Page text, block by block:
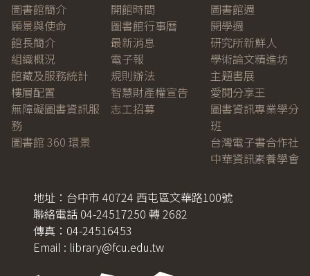
圖書館簡介
願景與使命
館長簡介
組織概況
館藏及服務統計
樓層配置
無障礙圖書資訊服
務
圖書館 360 環景
開館時間
圖書館行事曆
最新消息
電子報
規則辦法
智慧財產權宣告
志工招募
圖書館週
開學週
研究所新鮮人
學術論文精進坊
主題書展
愛閱分享王
圖書資訊專業學分
班
台灣電子書合作社
中華資訊素養學會
地址：台中市 40724 西屯區文華路100號
聯絡電話 04-24517250 轉 2682
傳真：04-24516453
Email : library@fcu.edu.tw